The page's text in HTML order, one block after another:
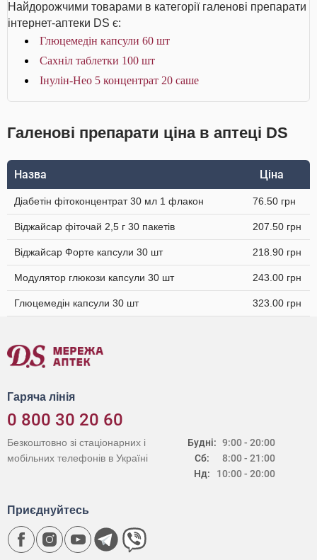
Найдорожчими товарами в категорії галенові препарати
інтернет-аптеки DS є:
Глюцемедін капсули 60 шт
Сахніл таблетки 100 шт
Інулін-Нео 5 концентрат 20 саше
Галенові препарати ціна в аптеці DS
Назва Ціна
Діабетін фітоконцентрат 30 мл 1 флакон 76.50 грн
Віджайсар фіточай 2,5 г 30 пакетів 207.50 грн
Віджайсар Форте капсули 30 шт 218.90 грн
Модулятор глюкози капсули 30 шт 243.00 грн
Глюцемедін капсули 30 шт 323.00 грн
Гаряча лінія
0 800 30 20 60
Будні:
Сб:
Нд:
9:00 - 20:00
8:00 - 21:00
10:00 - 20:00
Безкоштовно зі стаціонарних і
мобільних телефонів в Україні
Приєднуйтесь